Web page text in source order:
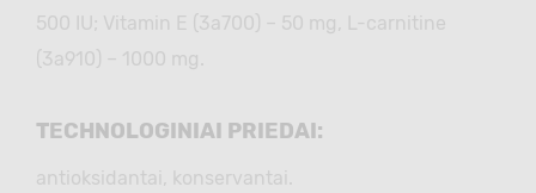
500 IU; Vitamin Е (3а700) – 50 mg, L-carnitine
(3a910) – 1000 mg.
TECHNOLOGINIAI PRIEDAI:
antioksidantai, konservantai.